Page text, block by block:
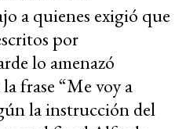
a quienes exigió que
por
lo amenazó
frase “Me voy a
la instrucción del